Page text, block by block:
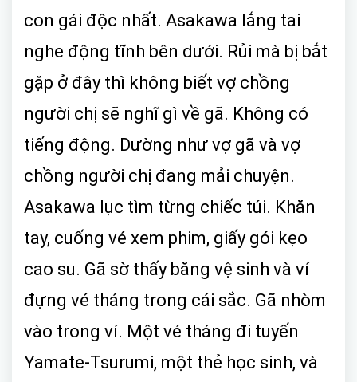
con gái độc nhất. Asakawa lắng tai
nghe động tĩnh bên dưới. Rủi mà bị bắt
gặp ở đây thì không biết vợ chồng
người chị sẽ nghĩ gì về gã. Không có
tiếng động. Dường như vợ gã và vợ
chồng người chị đang mải chuyện.
Asakawa lục tìm từng chiếc túi. Khăn
tay, cuống vé xem phim, giấy gói kẹo
cao su. Gã sờ thấy băng vệ sinh và ví
đựng vé tháng trong cái sắc. Gã nhòm
vào trong ví. Một vé tháng đi tuyến
Yamate-Tsurumi, một thẻ học sinh, và